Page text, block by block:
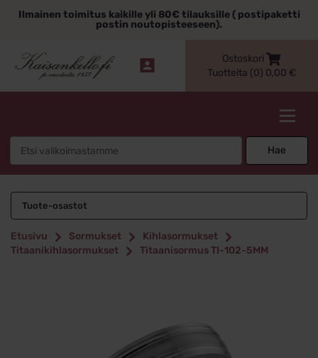
sisältöönIlmainen toimitus kaikille yli 80€ tilauksille ( postipaketti
postin noutopisteeseen).
Ostoskori
Tuotteita (0) 0,00 €
Hae
Tuote-osastot
Etusivu Sormukset
Kihlasormukset
Titaanikihlasormukset
Titaanisormus TI-102-5MM